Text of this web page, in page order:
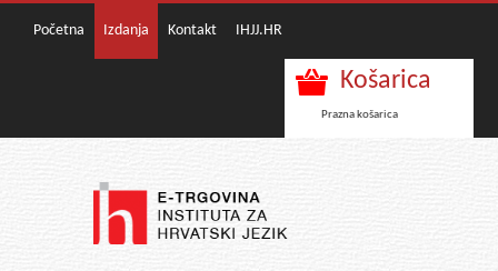
Početna Izdanja Kontakt IHJJ.HR
Košarica
Prazna košarica